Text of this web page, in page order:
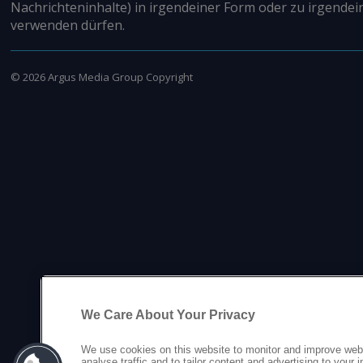
Nachrichteninhalte) in irgendeiner Form oder zu
verwenden dürfen.
© 2026Argus Media Group Copyright
We Care About Your Privacy
We use cookies on this website to monitor and improve